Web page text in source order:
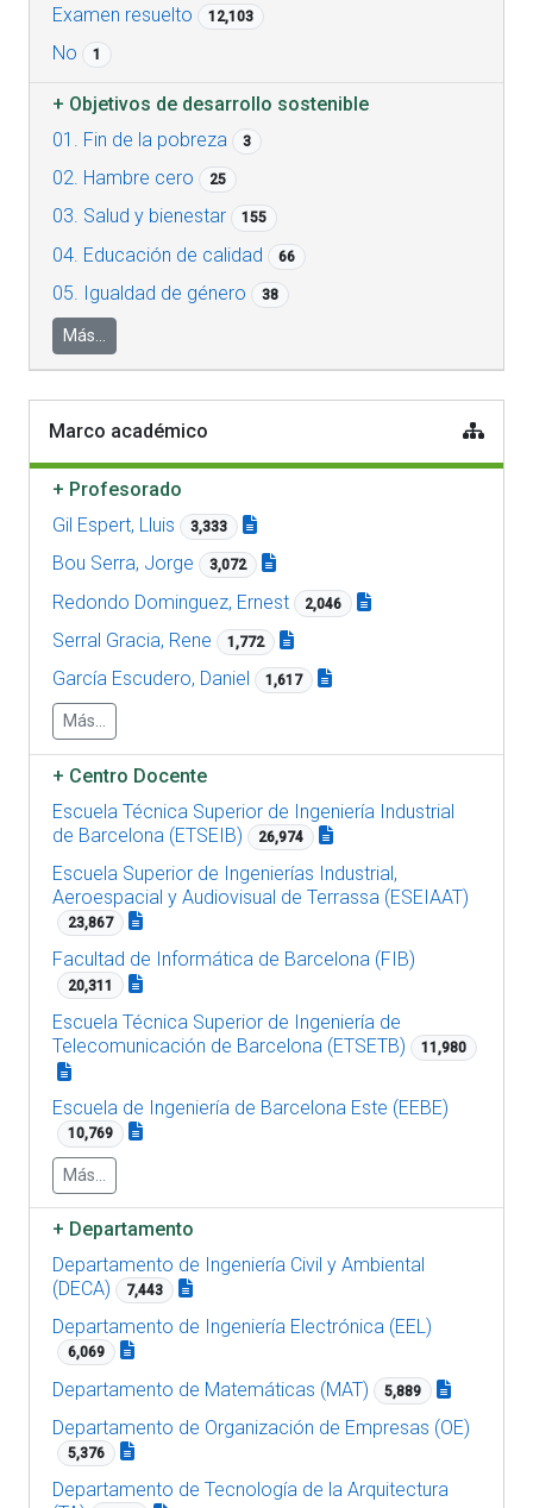
Examen resuelto
12,103
No 1
+ Objetivos de desarrollo sostenible
01. Fin de la pobreza
3
02. Hambre cero 25
03. Salud y bienestar 155
04. Educación de calidad 66
05. Igualdad de género 38
Más...
Marco académico
+ Profesorado
Gil Espert, Lluis
3,333
Bou Serra, Jorge 3,072
Redondo Dominguez, Ernest 2,046
Serral Gracia, Rene 1,772
García Escudero, Daniel 1,617
Más...
+ Centro Docente
Escuela Técnica Superior de Ingeniería Industrial
de Barcelona (ETSEIB)
26,974
Escuela Superior de Ingenierías Industrial,
Aeroespacial y Audiovisual de Terrassa (ESEIAAT)
23,867
Facultad de Informática de Barcelona (FIB)
20,311
Escuela Técnica Superior de Ingeniería de
Telecomunicación de Barcelona (ETSETB)
11,980
Escuela de Ingeniería de Barcelona Este (EEBE)
10,769
Más...
+ Departamento
Departamento de Ingeniería Civil y Ambiental
(DECA)
7,443
Departamento de Ingeniería Electrónica (EEL)
6,069
Departamento de Matemáticas (MAT) 5,889
Departamento de Organización de Empresas (OE)
5,376
Departamento de Tecnología de la Arquitectura